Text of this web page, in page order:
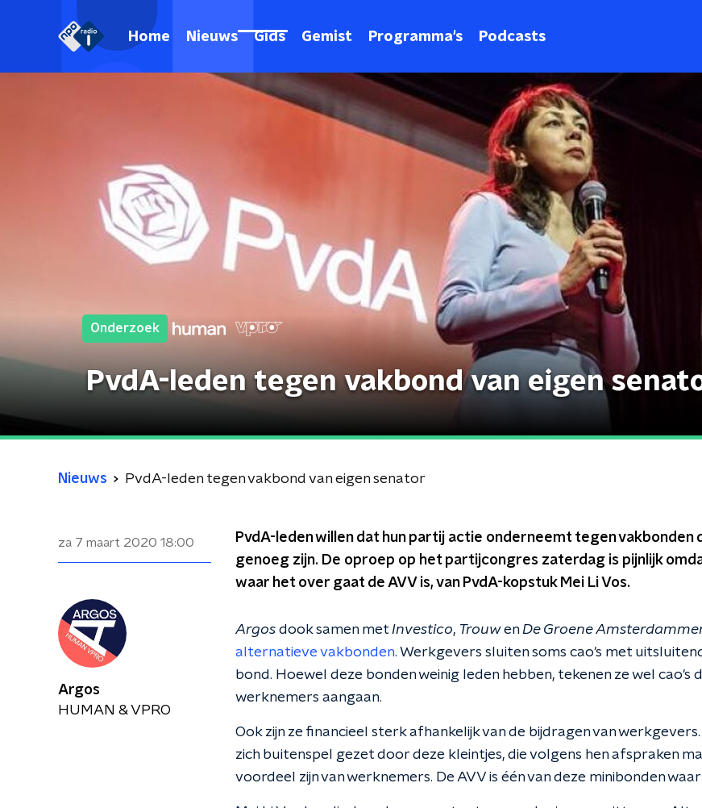
Home Nieuws Gids Gemist Programma's Podcasts
Onderzoek
PvdA-leden tegen vakbond van eigen
Nieuws PvdA-leden tegen vakbond van eigen senator
za 7 maart 2020 18:00
PvdA-leden willen dat hun partij actie onderneemt tegen vakbonden
genoeg zijn. De oproep op het partijcongres zaterdag is pijnlijk
waar het over gaat de AVV is, van PvdA-kopstuk Mei Li Vos.
Argos dook samen met Investico, TrouwenDe Groene
alternatieve vakbonden. Werkgevers sluiten soms cao's met
bond. Hoewel deze bonden weinig leden hebben, tekenen ze wel cao's
werknemers aangaan.
Ook zijn ze financieel sterk afhankelijk van de bijdragen van
zich buitenspel gezet door deze kleintjes, die volgens hen afspraken
voordeel zijn van werknemers. De AVV is één van deze minibonden
Argos
HUMAN & VPRO